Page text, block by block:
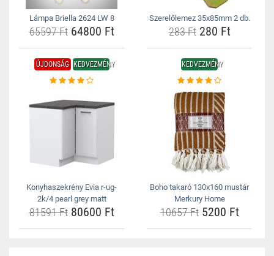
Lámpa Briella 2624 LW 8
65597 Ft64800 Ft
Szerelőlemez 35x85mm 2 db.
283 Ft280 Ft
ÚJDONSÁG KEDVEZMÉNY
Konyhaszekrény Evia r-ug-
2k/4 pearl grey matt
81591 Ft80600 Ft
KEDVEZMÉNY
Boho takaró 130x160 mustár
Merkury Home
10657 Ft5200 Ft